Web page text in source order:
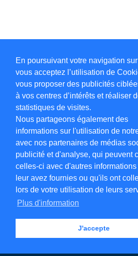
En poursuivant votre navigation
vous acceptez l’utilisation de
vous proposer des publicités
à vos centres d’intérêts et réaliser
statistiques de visites.
Nous partageons également des
informations sur l'utilisation de
avec nos partenaires de médias
publicité et d'analyse, qui peuvent
celles-ci avec d'autres
leur avez fournies ou qu'ils ont
lors de votre utilisation de leurs
Plus d'information
J'accepte
Annuaire en ligne Légales
Ajouter votre adresse